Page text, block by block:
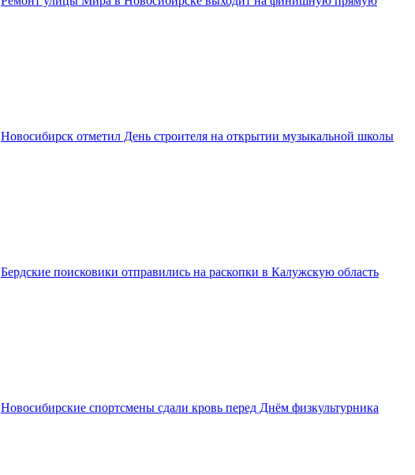
Новосибирск отметил День строителя на открытии музыкальной школы
Бердские поисковики отправились на раскопки в Калужскую область
Новосибирские спортсмены сдали кровь перед Днём физкультурника